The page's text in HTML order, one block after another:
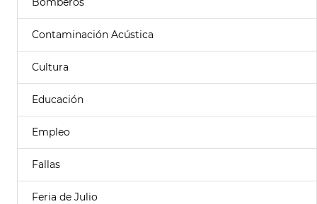
Contaminación Acústica
Cultura
Educación
Empleo
Fallas
Feria de Julio